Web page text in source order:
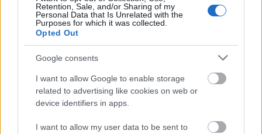
Retention, Sale, and/or Sharing of my
Personal Data that Is Unrelated with the
Purposes for which it was collected.
Opted Out
Google consents
I want to allow Google to enable storage
related to advertising like cookies on web or
device identifiers in apps.
I want to allow my user data to be sent to
Λαϊκή βραδιά στην Κλειτορία Καλαβρύτων ΒΙΝΤΕΟ-
ΦΩΤΟ